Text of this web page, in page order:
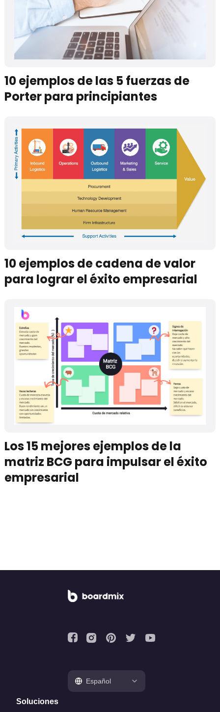
10 ejemplos de las 5 fuerzas de
Porter para principiantes
10 ejemplos de cadena de valor
para lograr el éxito empresarial
Los 15 mejores ejemplos de la
matriz BCG para impulsar el éxito
empresarial
Español
Soluciones